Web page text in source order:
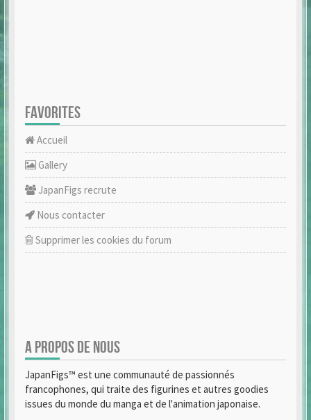
FAVORITES
Accueil
Gallery
JapanFigs recrute
Nous contacter
Supprimer les cookies du forum
A PROPOS DE NOUS
JapanFigs™ est une communauté de passionnés
francophones, qui traite des figurines et autres goodies
issues du monde du manga et de l'animation japonaise.